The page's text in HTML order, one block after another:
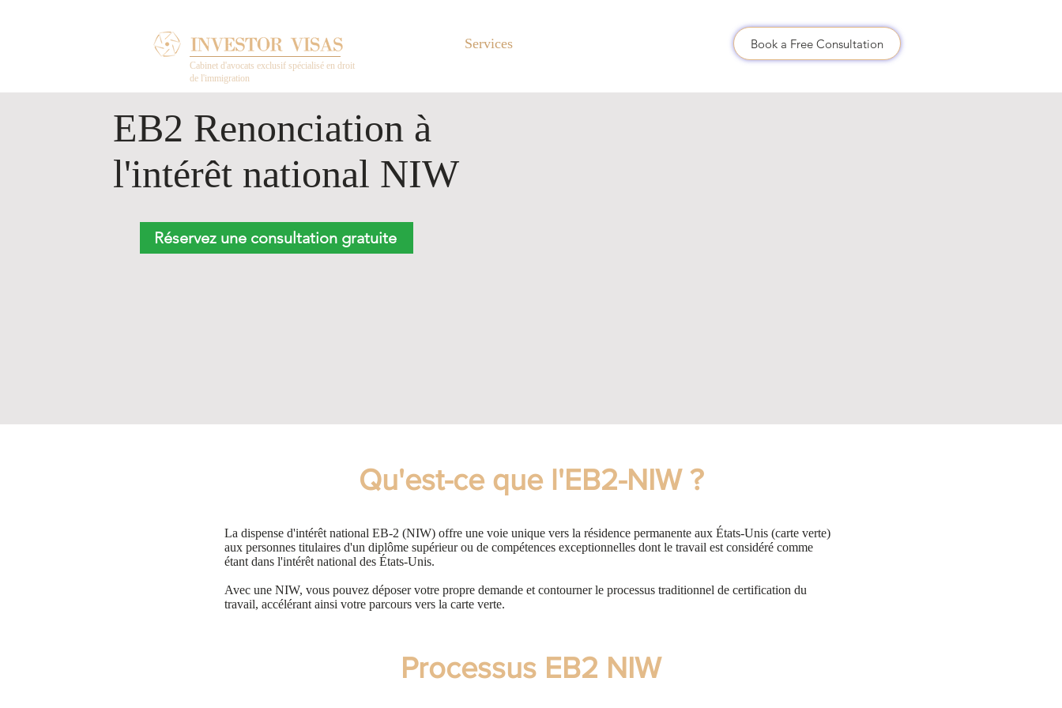
Services
Cabinet d'avocats exclusif spécialisé en droit
de l'immigration
Book a Free Consultation
EB2 Renonciation à
l'intérêt national NIW
Réservez une consultation gratuite
Qu'est-ce que l'EB2-NIW ?
La dispense d'intérêt national EB-2 (NIW) offre une voie unique vers la résidence permanente aux États-Unis (carte verte)
aux personnes titulaires d'un diplôme supérieur ou de compétences exceptionnelles dont le travail est considéré comme
étant dans l'intérêt national des États-Unis.
Avec une NIW, vous pouvez déposer votre propre demande et contourner le processus traditionnel de certification du
travail, accélérant ainsi votre parcours vers la carte verte.
Processus EB2 NIW